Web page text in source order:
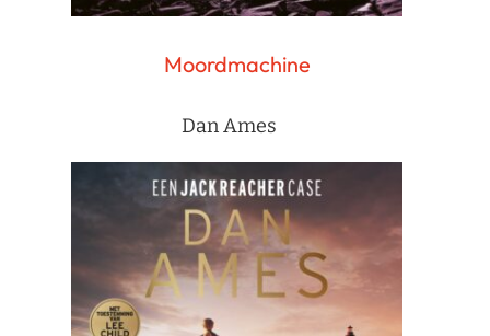
Moordmachine
Dan Ames